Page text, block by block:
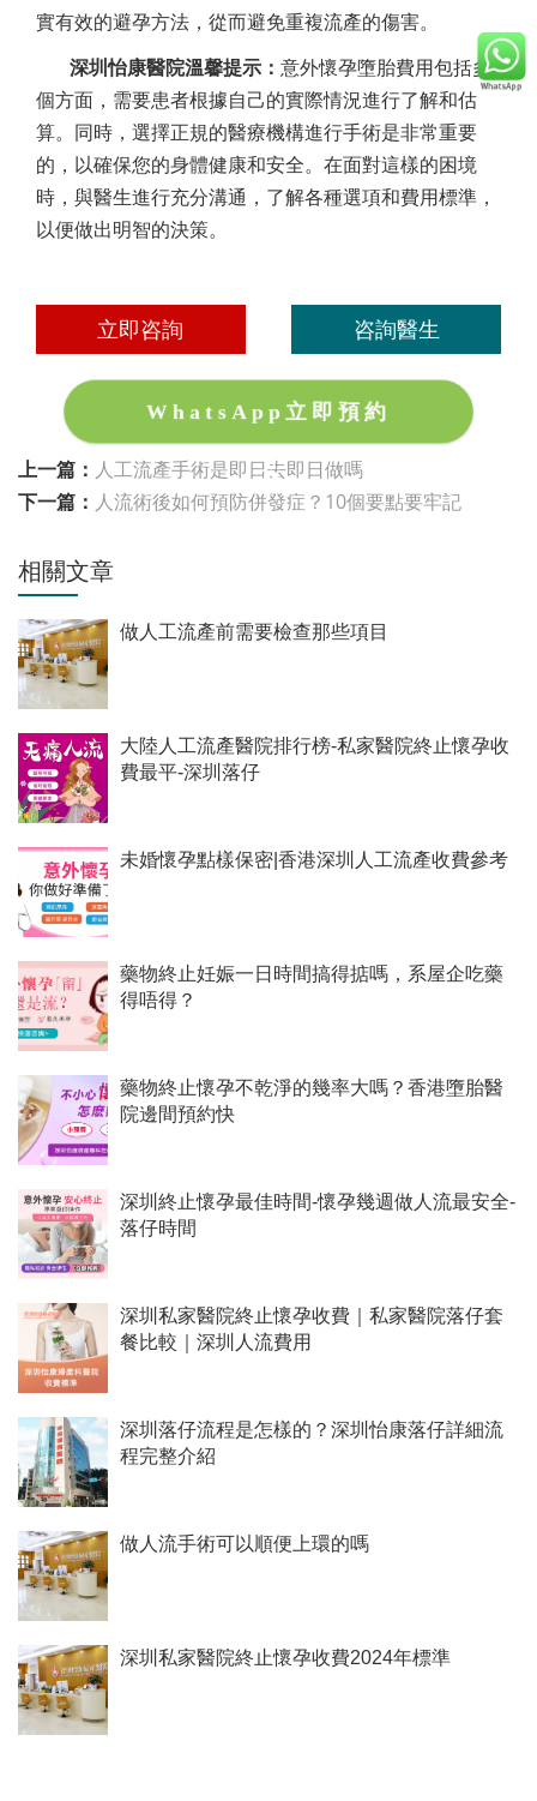
實有效的避孕方法，從而避免重複流產的傷害。
深圳怡康醫院溫馨提示： 意外懷孕墮胎費用包括多
個方面，需要患者根據自己的實際情況進行了解和估
算。同時，選擇正規的醫療機構進行手術是非常重要
的，以確保您的身體健康和安全。在面對這樣的困境
時，與醫生進行充分溝通，了解各種選項和費用標準，
以便做出明智的決策。
立即咨詢 咨詢醫生
WhatsApp立即預約
上一篇： 人工流產手術是即日去即日做嗎
下一篇： 人流術後如何預防併發症？10個要點要牢記
相關文章
做人工流產前需要檢查那些項目
大陸人工流產醫院排行榜-私家醫院終止懷孕收
費最平-深圳落仔
未婚懷孕點樣保密|香港深圳人工流產收費參考
藥物終止妊娠一日時間搞得掂嗎，系屋企吃藥
得唔得？
藥物終止懷孕不乾淨的幾率大嗎？香港墮胎醫
院邊間預約快
深圳終止懷孕最佳時間-懷孕幾週做人流最安全-
落仔時間
深圳私家醫院終止懷孕收費｜私家醫院落仔套
餐比較｜深圳人流費用
深圳落仔流程是怎樣的？深圳怡康落仔詳細流
程完整介紹
做人流手術可以順便上環的嗎
深圳私家醫院終止懷孕收費2024年標準